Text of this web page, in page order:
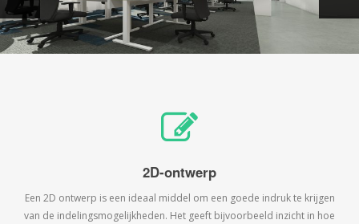
2D-ontwerp
Een 2D ontwerp is een ideaal middel om een goede indruk te krijgen
van de indelingsmogelijkheden. Het geeft bijvoorbeeld inzicht in hoe